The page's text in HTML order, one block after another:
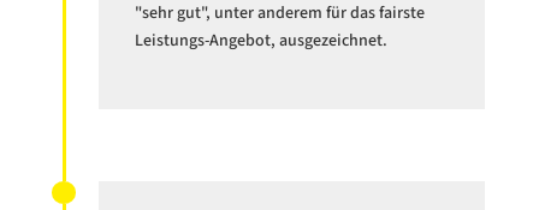
"sehr gut", unter anderem für das fairste
Leistungs-Angebot, ausgezeichnet.